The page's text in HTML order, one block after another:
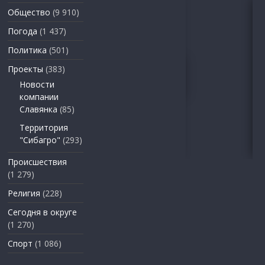
Общество (9 910)
Погода (1 437)
Политика (501)
Проекты (383)
Новости
компании
Славянка (85)
Территория
"Сибагро" (293)
Происшествия
(1 279)
Религия (228)
Сегодня в округе
(1 270)
Спорт (1 086)